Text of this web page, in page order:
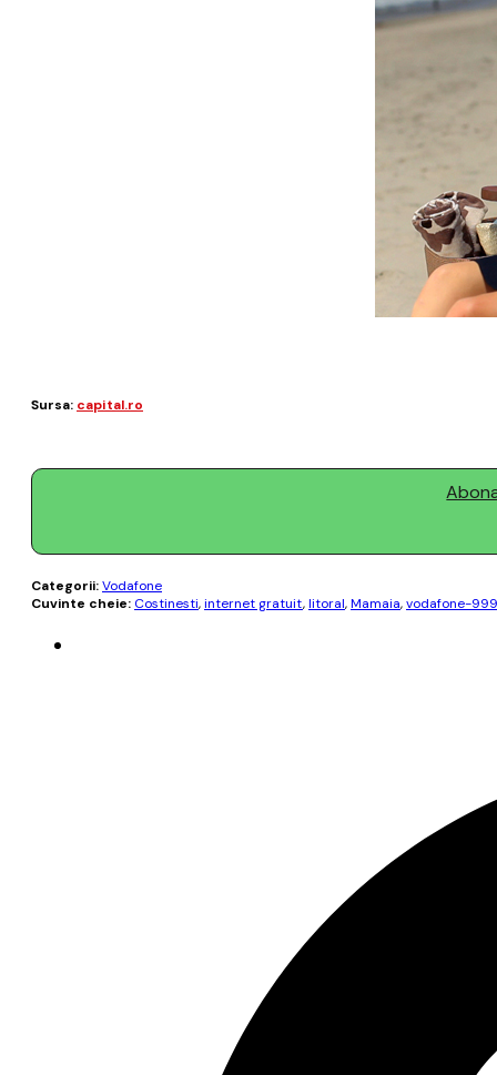
Sursa: capital.ro
Categorii:Vodafone
Cuvinte cheie: Costinesti,internet gratuit,litoral,Mamaia,vodafone-999